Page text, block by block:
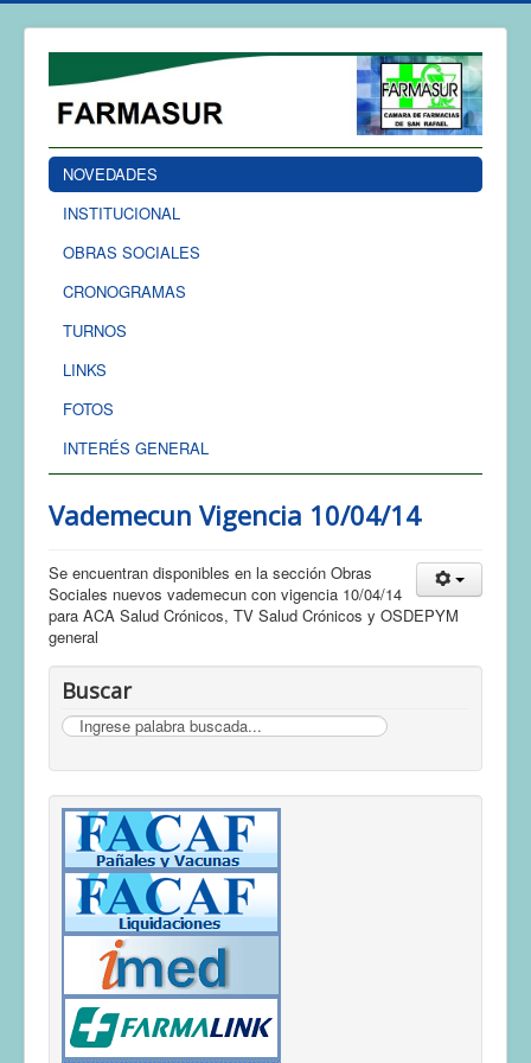
NOVEDADES
INSTITUCIONAL
OBRAS SOCIALES
CRONOGRAMAS
TURNOS
LINKS
FOTOS
INTERÉS GENERAL
Vademecun Vigencia 10/04/14
Se encuentran disponibles en la sección Obras
Sociales nuevos vademecun con vigencia 10/04/14
para ACA Salud Crónicos, TV Salud Crónicos y OSDEPYM
general
Buscar
Buscar